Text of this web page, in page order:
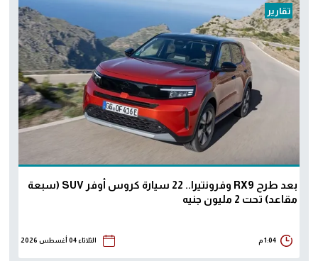
تقارير
بعد طرح RX9 وفرونتيرا.. 22 سيارة كروس أوفر SUV (سبعة
مقاعد) تحت 2 مليون جنيه
1:04 م الثلاثاء 04 أغسطس 2026